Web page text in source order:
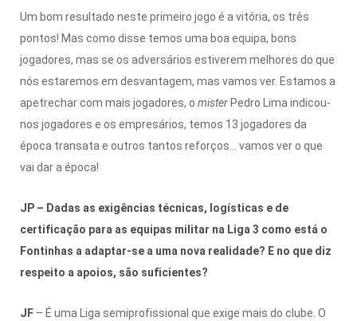
Um bom resultado neste primeiro jogo é a vitória, os três
pontos! Mas como disse temos uma boa equipa, bons
jogadores, mas se os adversários estiverem melhores do que
nós estaremos em desvantagem, mas vamos ver. Estamos a
apetrechar com mais jogadores, o mister Pedro Lima indicou-
nos jogadores e os empresários, temos 13 jogadores da
época transata e outros tantos reforços… vamos ver o que
vai dar a época!
JP – Dadas as exigências técnicas, logísticas e de
certificação para as equipas militar na Liga 3 como está o
Fontinhas a adaptar-se a uma nova realidade? E no que diz
respeito a apoios, são suficientes?
JF – É uma Liga semiprofissional que exige mais do clube. O